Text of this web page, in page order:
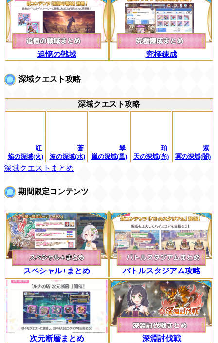
追憶の戦域 究極錬成
深域クエスト攻略
深域クエスト攻略
紅
焔の深域(火)
蒼
波の深域(水)
翠
嵐の深域(風)
珀
天の深域(光)
紫
冥の深域(闇)
深域クエストまとめ
期間限定コンテンツ
スペシャル+まとめ バトルスタジアム攻略
次元断層まとめ 深淵討伐戦